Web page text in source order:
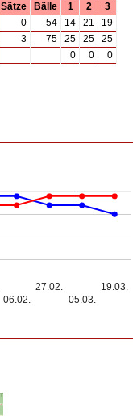
Sätze Bälle 1 2
3
0 54 14 21
19
3 75 25 25
25
0 0 0
06.02.
27.02.
05.03.
19.03.